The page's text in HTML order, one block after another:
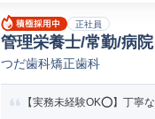
正社員
管理栄養士/常勤/病
つだ歯科矯正歯科
【実務未経験OK⭕️】丁寧